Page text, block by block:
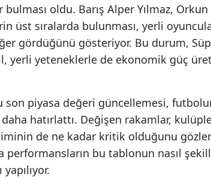
Van
Yozgat
Zonguldak
Bayburt
Karaman
bulması oldu. Barış Alper Yılmaz,
üst sıralarda bulunması, yerli
gördüğünü gösteriyor. Bu durum,
yerli yeteneklerle de ekonomik güç
son piyasa değeri güncellemesi,
daha hatırlattı. Değişen rakamlar,
de ne kadar kritik olduğunu
performansların bu tablonun nasıl